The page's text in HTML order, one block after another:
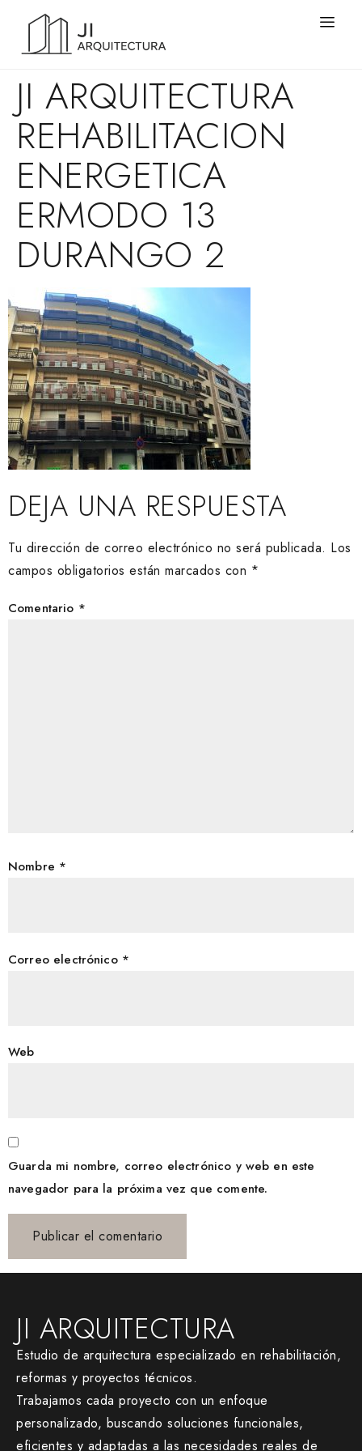
JI ARQUITECTURA
REHABILITACION
ENERGETICA
ERMODO 13
DURANGO 2
DEJA UNA RESPUESTA
Tu dirección de correo electrónico no será publicada. Los
campos obligatorios están marcados con *
Comentario *
Nombre *
Correo electrónico *
Web
Guarda mi nombre, correo electrónico y web en este
navegador para la próxima vez que comente.
JI ARQUITECTURA
Estudio de arquitectura especializado en rehabilitación,
reformas y proyectos técnicos.
Trabajamos cada proyecto con un enfoque
personalizado, buscando soluciones funcionales,
eficientes y adaptadas a las necesidades reales de